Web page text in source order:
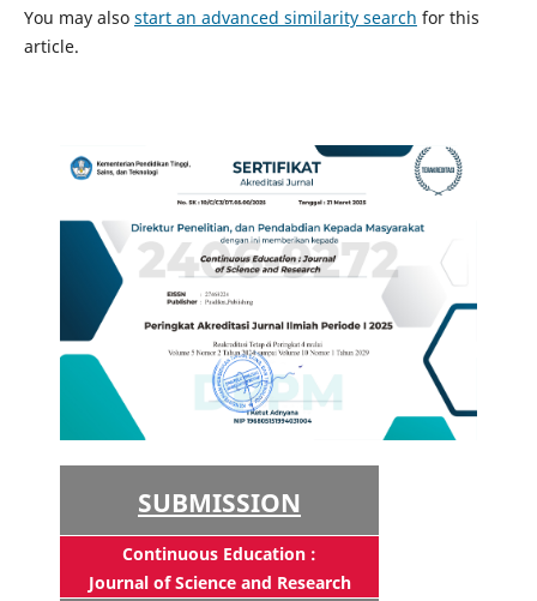
You may also start an advanced similarity search for this
article.
SUBMISSION
Continuous Education :
Journal of Science and Research